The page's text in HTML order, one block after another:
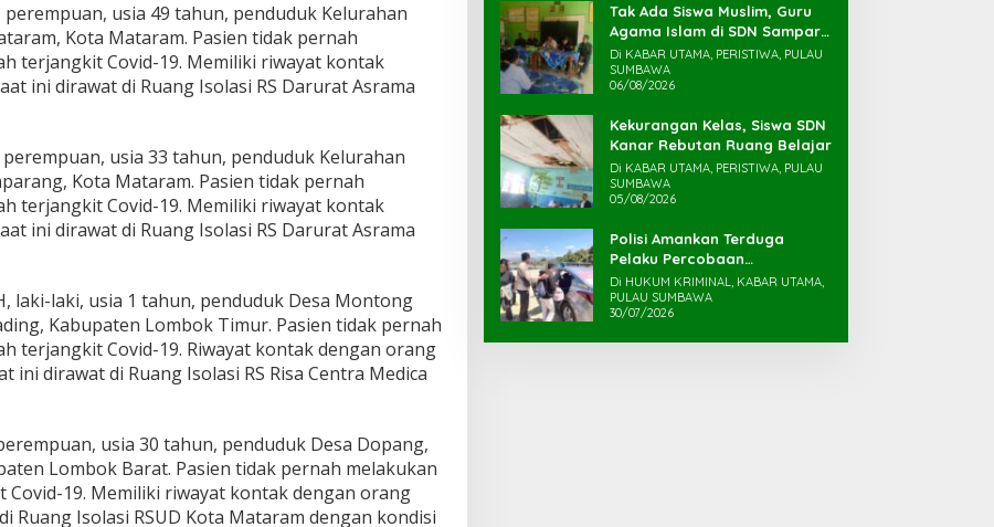
perempuan, usia 49 tahun, penduduk Kelurahan
Kota Mataram. Pasien tidak pernah
terjangkit Covid-19. Memiliki riwayat kontak
ini dirawat di Ruang Isolasi RS Darurat Asrama
perempuan, usia 33 tahun, penduduk Kelurahan
Kota Mataram. Pasien tidak pernah
terjangkit Covid-19. Memiliki riwayat kontak
ini dirawat di Ruang Isolasi RS Darurat Asrama
laki-laki, usia 1 tahun, penduduk Desa Montong
Kabupaten Lombok Timur. Pasien tidak pernah
terjangkit Covid-19. Riwayat kontak dengan orang
ini dirawat di Ruang Isolasi RS Risa Centra Medica
usia 30 tahun, penduduk Desa Dopang,
Lombok Barat. Pasien tidak pernah melakukan
19. Memiliki riwayat kontak dengan orang
Ruang Isolasi RSUD Kota Mataram dengan kondisi
Tak Ada Siswa Muslim, Guru
Agama Islam di SDN Sampar
Maras Terkatung-katung ‎
Di KABAR UTAMA, PERISTIWA, PULAU
SUMBAWA
06/08/2026
Kekurangan Kelas, Siswa SDN
Kanar Rebutan Ruang Belajar
Di KABAR UTAMA, PERISTIWA, PULAU
SUMBAWA
05/08/2026
Polisi Amankan Terduga
Pelaku Percobaan
Pemerkosaan yang Ancam
Korban dengan Parang
Di HUKUM KRIMINAL, KABAR UTAMA,
PULAU SUMBAWA
30/07/2026